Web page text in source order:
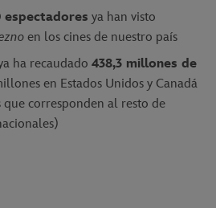
espectadores ya han visto
en los cines de nuestro país
ha recaudado 438,3 millones de
en Estados Unidos y Canadá
que corresponden al resto de